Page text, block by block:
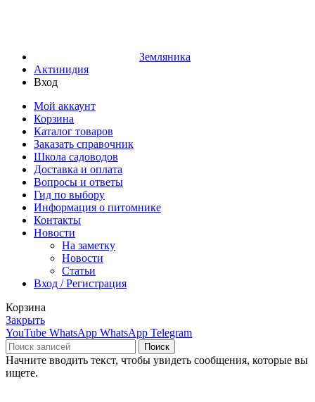
Земляника
Актинидия
Вход
Мой аккаунт
Корзина
Каталог товаров
Заказать справочник
Школа садоводов
Доставка и оплата
Вопросы и ответы
Гид по выбору
Информация о питомнике
Контакты
Новости
На заметку
Новости
Статьи
Вход / Регистрация
Корзина
Закрыть
YouTube WhatsApp WhatsApp Telegram
Поиск
Начните вводить текст, чтобы увидеть сообщения, которые вы
ищете.